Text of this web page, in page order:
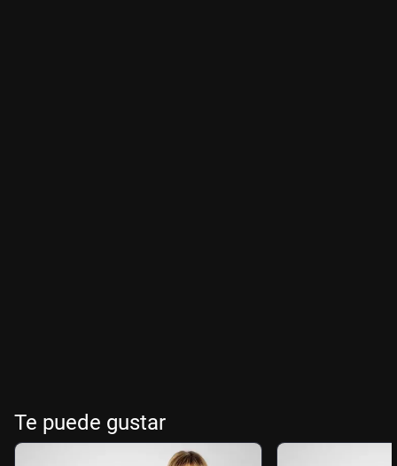
Te puede gustar